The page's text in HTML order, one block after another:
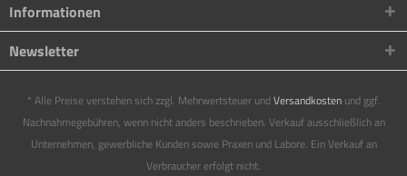
Informationen
Newsletter
* Alle Preise verstehen sich zzgl. Mehrwertsteuer undVersandkostenund ggf.
Nachnahmegebühren, wenn nicht anders beschrieben. Verkauf ausschließlich an
Unternehmen, gewerbliche Kunden sowie Praxen und Labore. Ein Verkauf an
Verbraucher erfolgt nicht.